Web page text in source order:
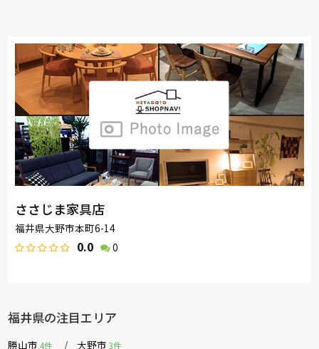
ささじま家具店
福井県大野市本町6-14
0.0 0
福井県の注目エリア
勝山市4件 大野市3件